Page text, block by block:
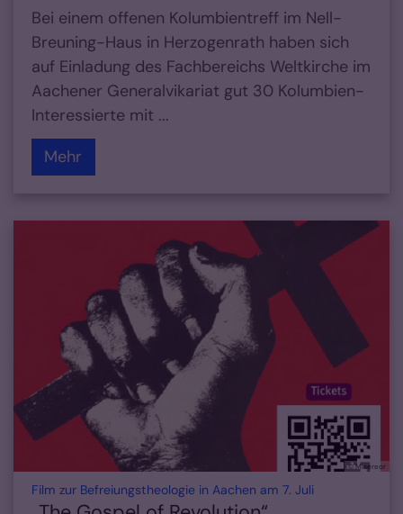
Bei einem offenen Kolumbientreff im Nell-
Breuning-Haus in Herzogenrath haben sich
auf Einladung des Fachbereichs Weltkirche im
Aachener Generalvikariat gut 30 Kolumbien-
Interessierte mit ...
Mehr
© Misereor
Film zur Befreiungstheologie in Aachen am 7. Juli: